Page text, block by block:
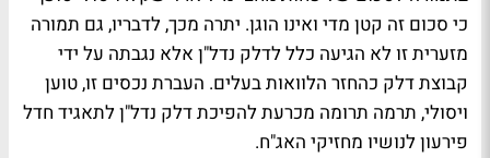
כי סכום זה קטן מדי ואינו הוגן. יתרה מכך, לדבריו, גם תמורה
מזערית זו לא הגיעה כלל לדלק נדל"ן אלא נגבתה על ידי
קבוצת דלק כהחזר הלוואות בעלים. העברת נכסים זו, טוען
ויסולי, תרמה תרומה מכרעת להפיכת דלק נדל"ן לתאגיד חדל
פירעון לנושיו מחזיקי האג"ח.